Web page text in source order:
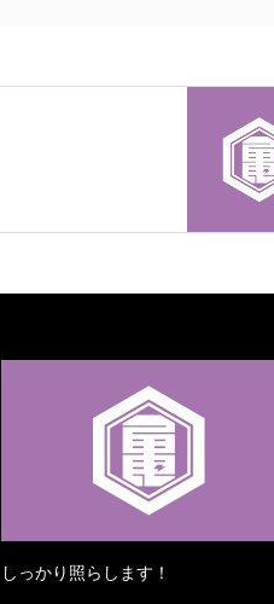
しっかり照らします！